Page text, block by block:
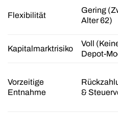
Flexibilität
Gering
Alter 62)
Kapitalmarktrisiko
Voll
Depot-
Vorzeitige
Entnahme
&